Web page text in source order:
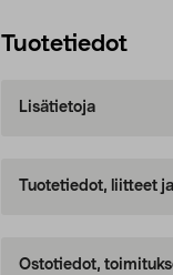
Tuotetiedot
Lisätietoja
Tuotetiedot, liitteet
Ostotiedot,